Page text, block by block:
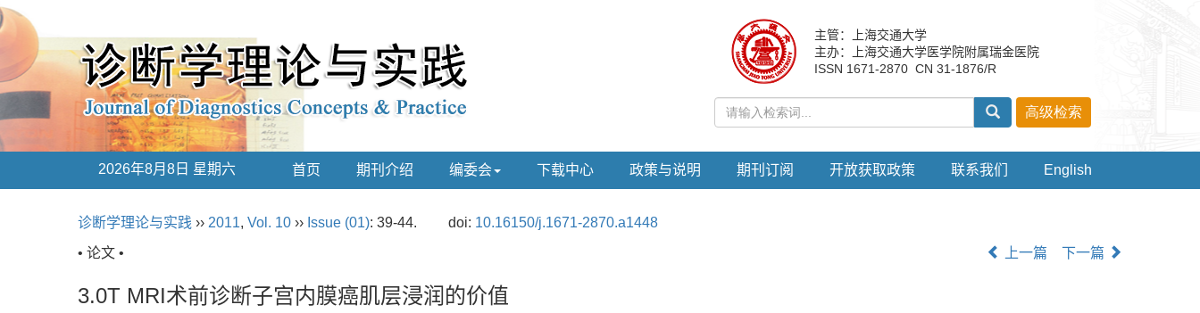
主管：上海交通大学
主办：上海交通大学医学院附属瑞金医院
ISSN 1671-2870 CN 31-1876/R
2026年8月8日 星期六 首页 期刊介绍 编委会 下载中心 政策与说明 期刊订阅 开放获取政策 联系我们 English
诊断学理论与实践 ›› 2011, Vol. 10 ›› Issue (01): 39-44. doi: 10.16150/j.1671-2870.a1448
• 论文 •
上一篇 下一篇
3.0T MRI术前诊断子宫内膜癌肌层浸润的价值